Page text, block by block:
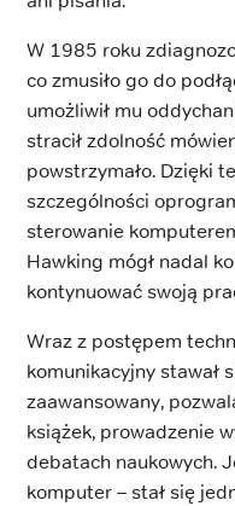
W 1985 roku
co zmusiło go do
umożliwił mu
stracił zdolność
powstrzymało. Dzięki
szczególności
sterowanie
Hawking mógł nadal
kontynuować swoją
Wraz z postępem
komunikacyjny stawał
zaawansowany,
książek, prowadzenie
debatach naukowych.
komputer – stał się